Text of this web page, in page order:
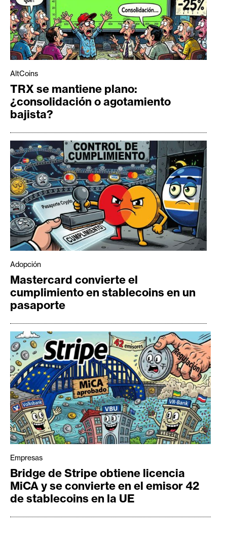
AltCoins
TRX se mantiene plano:
¿consolidación o agotamiento
bajista?
Adopción
Mastercard convierte el
cumplimiento en stablecoins en un
pasaporte
Empresas
Bridge de Stripe obtiene licencia
MiCA y se convierte en el emisor 42
de stablecoins en la UE